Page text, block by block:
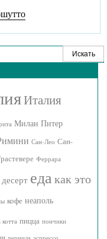
Италия
Милан Питер
Сан-Лео Сан-
Феррара
десерт едакак это
кофе неаполь
пицца пончики